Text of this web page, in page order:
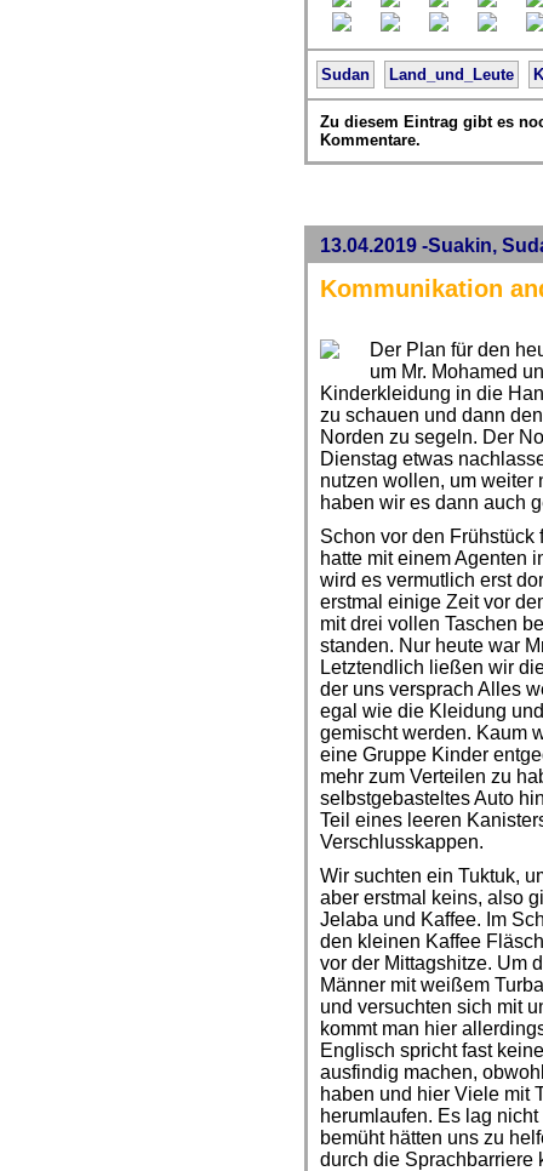
Sudan Land_und_Leute
Zu diesem Eintrag gibt es
Kommentare.
13.04.2019 -Suakin,
Kommunikation
Der Plan für den
um Mr. Mohamed
Kinderkleidung in die
zu schauen und dann
Norden zu segeln. Der
Dienstag etwas
nutzen wollen, um weiter
haben wir es dann auch
Schon vor den
hatte mit einem Agenten
wird es vermutlich erst
erstmal einige Zeit vor
mit drei vollen Taschen
standen. Nur heute war
Letztendlich ließen wir
der uns versprach Alles
egal wie die Kleidung
gemischt werden. Kaum
eine Gruppe Kinder
mehr zum Verteilen zu
selbstgebasteltes Auto
Teil eines leeren
Verschlusskappen.
Wir suchten ein Tuktuk,
aber erstmal keins, also
Jelaba und Kaffee. Im
den kleinen Kaffee
vor der Mittagshitze. Um
Männer mit weißem
und versuchten sich mit
kommt man hier
Englisch spricht fast
ausfindig machen,
haben und hier Viele mit
herumlaufen. Es lag
bemüht hätten uns zu
durch die Sprachbarriere